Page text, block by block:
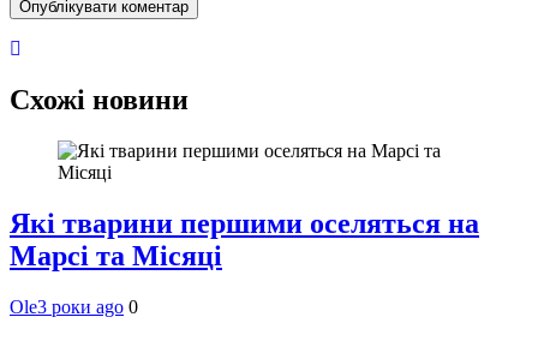
Схожі новини
Які тварини першими оселяться на
Марсі та Місяці
Ole3 роки ago 0